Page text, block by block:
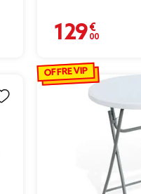
€ à 65,70 €
129,00 €
OFFRE VIP